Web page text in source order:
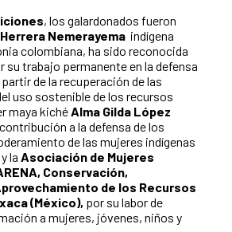
, los galardonados fueron
Nemerayema indígena
colombiana, ha sido reconocida
su trabajo permanente en la defensa
de la recuperación de las
uso sostenible de los recursos
maya kichéAlma Gilda López
a la defensa de los
de las mujeres indígenas
la Asociación de Mujeres
Conservación,
de los Recursos
(México), por su labor de
a mujeres, jóvenes, niños y